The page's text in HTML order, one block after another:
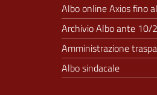
Albo online Axios fino
Archivio Albo ante 10/
Amministrazione
Albo sindacale